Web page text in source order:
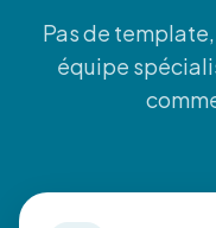
Pas de
équipe